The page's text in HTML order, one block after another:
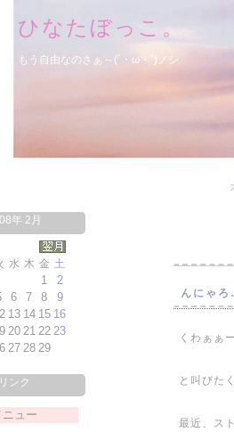
ひなたぼっこ。
もう自由なのさぁ～(´・ω・`)ノシ
年 2月
水 木 金 土
1
2
6 7 8
9
13 14 15 16
20 21 22 23
27 28 29
リンク
ニュー
んにゃ
くわぁぁ
と叫びた
最近、ス